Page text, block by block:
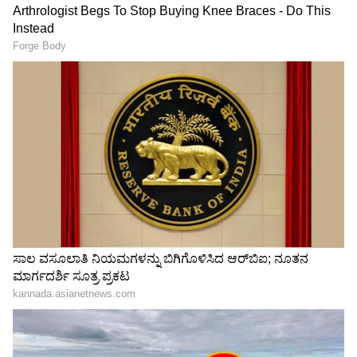
Cyber Fraud ಒಟಿಪಿ ಶೇರ್ ಮಾಡ್ಲಿಲ್ಲ, ಆದ್ರೂ 3.63 ಲಕ್ಷ
ರೂಪಾಯಿ ಕಳೆದುಕೊಂಡ ಮಹಿಳೆ!
ಒಂದು ತಿಂಗಳು ವೆಬ್ ಸೀರಿಸ್
ನೋಡಿ ಪತ್ನಿ ಹತ್ಯೆ, ₹12 ಲಕ್ಷ
ಜೊತೆ ಪರಾರಿಯಾದ ಪತಿ ಅರೆಸ್ಟ್
ಹುಡುಗಿಗೆ ಗಾಳ ಹಾಕಲು 50
ಸಾವಿರ, ಮಗು ಮಾಡಿ ಕೈಬಿಡಲು 5
ಕೇಳಿ